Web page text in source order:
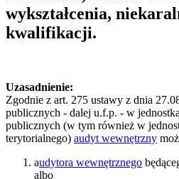
wykształcenia,
kwalifikacji.
Uzasadnienie:
Zgodnie z art. 275 ustawy z dnia
publicznych - dalej u.f.p. - w
publicznych (w tym również w
terytorialnego) audyt wewnętrzny
audytora wewnętrznego
albo